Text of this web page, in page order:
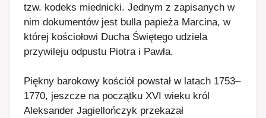
tzw. kodeks miednicki. Jednym z zapisanych w
nim dokumentów jest bulla papieża Marcina, w
której kościołowi Ducha Świętego udziela
przywileju odpustu Piotra i Pawła.
Piękny barokowy kościół powstał w latach 1753–
1770, jeszcze na początku XVI wieku król
Aleksander Jagiellończyk przekazał